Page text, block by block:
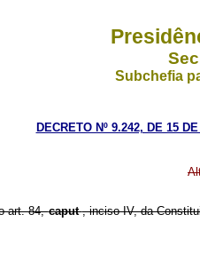
Subchefia
DECRETO Nº 9.242, DE 15
art. 84,caput, inciso IV, da